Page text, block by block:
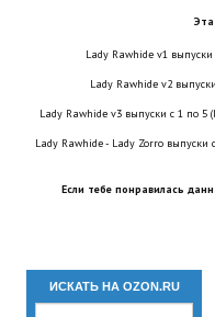
Теневой кардинал для
Aliens vs Predator 2
Dungeon Siege 2
Новый ГГ
Моды группы
Работы Alexandra10
Lady Rawhide v1 выпуски
Lady Rawhide v2
Lady Rawhide v3 выпуски с 1 по 5
Lady Rawhide - Lady Zorro
Если тебе понравилась
ИСКАТЬ НА OZON.RU